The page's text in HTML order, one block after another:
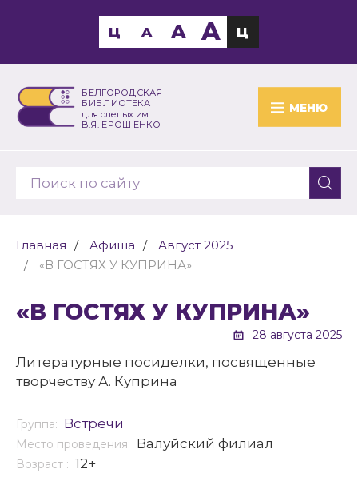
БЕЛГОРОДСКАЯ
БИБЛИОТЕКА
для слепых им.
В.Я. ЕРОШЕНКО
МЕНЮ
Ц A A A Ц
Главная Афиша
Август 2025
«В ГОСТЯХ У КУПРИНА»
«В ГОСТЯХ У КУПРИНА»
28 августа 2025
Литературные посиделки, посвященные
творчеству А. Куприна
Группа: Встречи
Место проведения: Валуйский филиал
Возраст : 12+